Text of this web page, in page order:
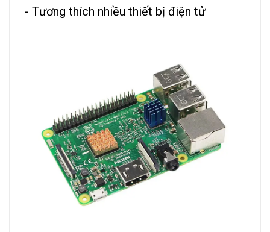
- Tương thích nhiều thiết bị điện tử